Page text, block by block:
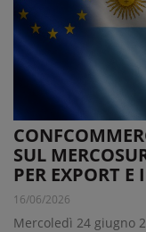
SUL
PER EXPORT
16/06/2026
Mercoledì 24 giugno